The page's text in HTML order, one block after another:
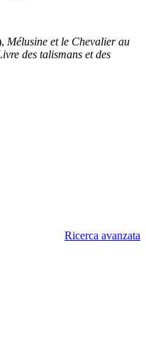
Mélusine et le Chevalier au
des talismans et des
Ricerca avanzata